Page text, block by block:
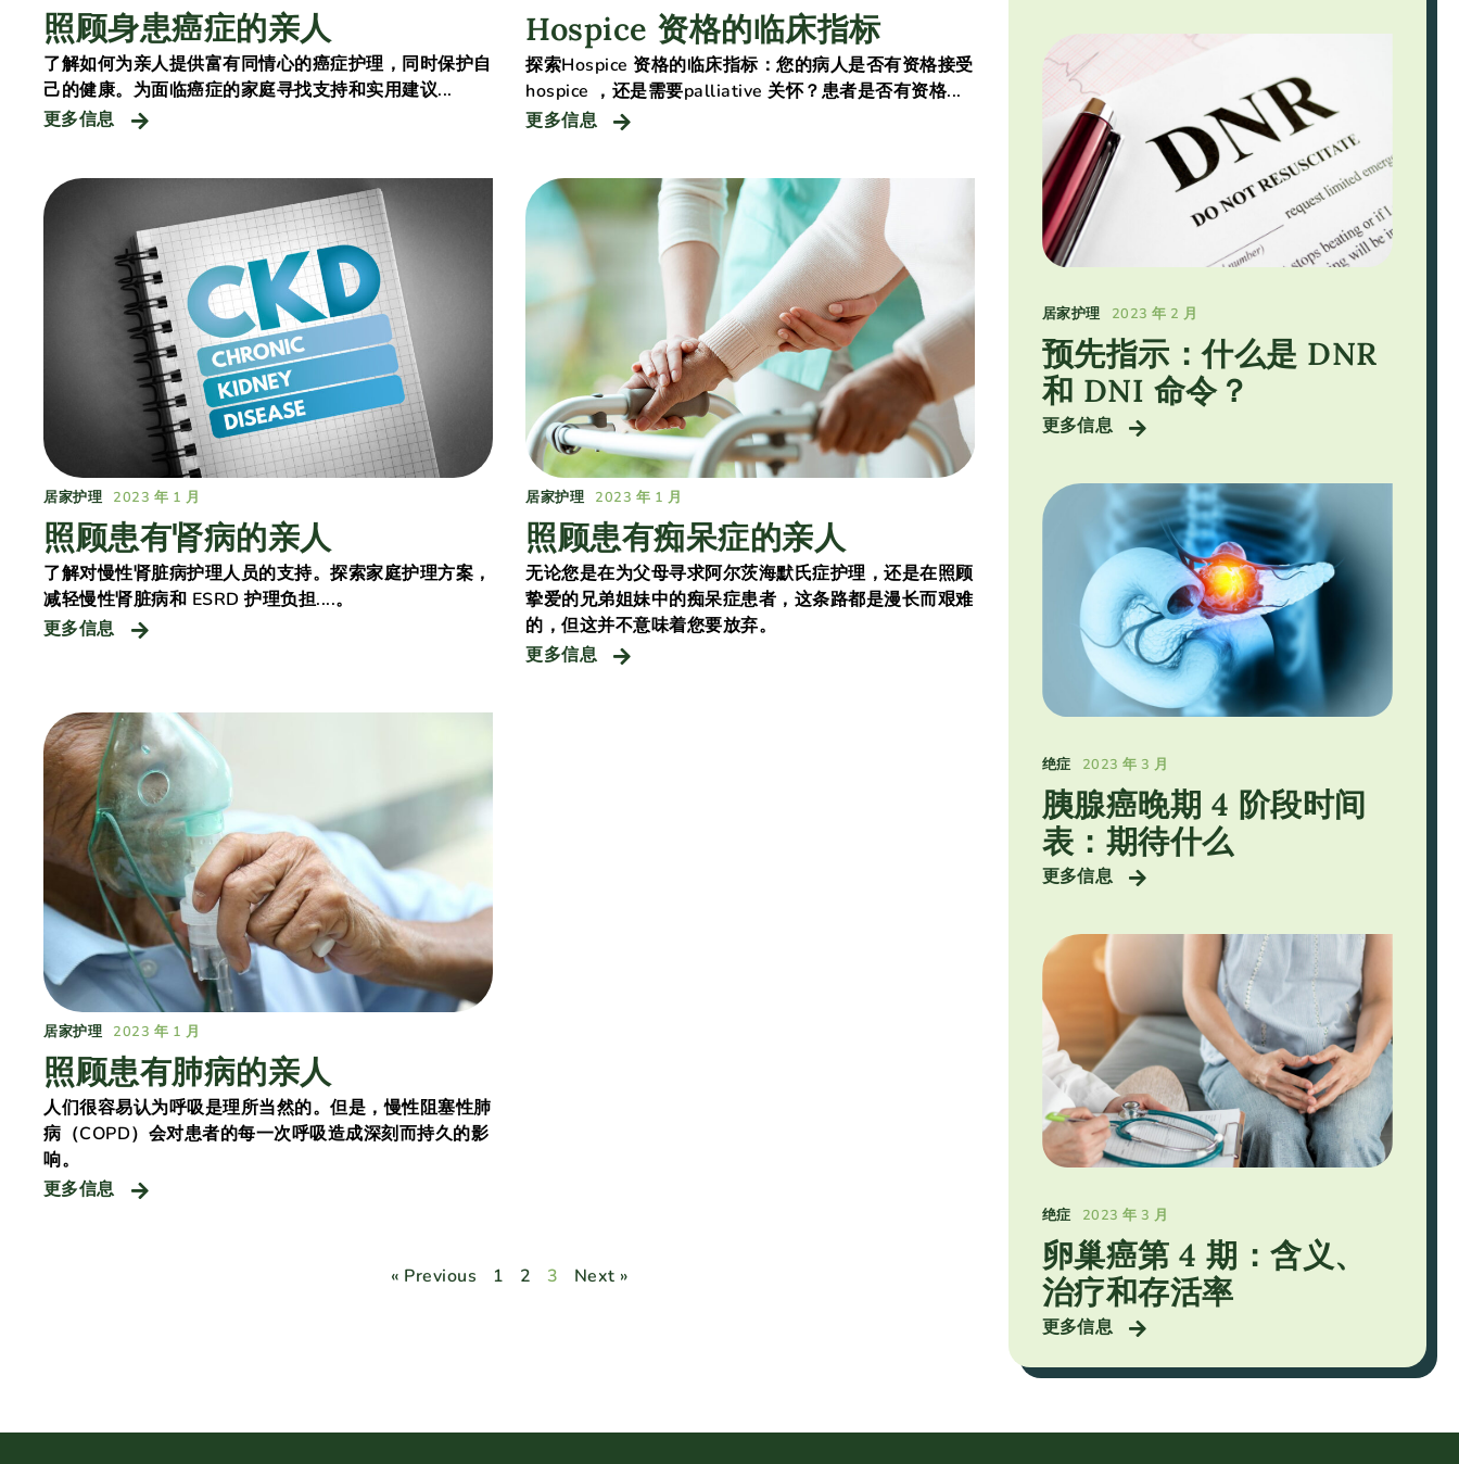
照顾身患癌症的亲人
了解如何为亲人提供富有同情心的癌症护理，同时保护自
己的健康。为面临癌症的家庭寻找支持和实用建议...
更多信息
Hospice 资格的临床指标
探索Hospice 资格的临床指标：您的病人是否有资格接受
hospice ，还是需要palliative 关怀？患者是否有资格...
更多信息
居家护理 2023 年 1 月
照顾患有肾病的亲人
了解对慢性肾脏病护理人员的支持。探索家庭护理方案，
减轻慢性肾脏病和 ESRD 护理负担....。
更多信息
居家护理 2023 年 1 月
照顾患有痴呆症的亲人
无论您是在为父母寻求阿尔茨海默氏症护理，还是在照顾
挚爱的兄弟姐妹中的痴呆症患者，这条路都是漫长而艰难
的，但这并不意味着您要放弃。
更多信息
居家护理 2023 年 1 月
照顾患有肺病的亲人
人们很容易认为呼吸是理所当然的。但是，慢性阻塞性肺
病（COPD）会对患者的每一次呼吸造成深刻而持久的影
响。
更多信息
« Previous 1 2 3 Next »
居家护理 2023 年 2 月
预先指示：什么是 DNR
和 DNI 命令？
更多信息
绝症 2023 年 3 月
胰腺癌晚期 4 阶段时间
表：期待什么
更多信息
绝症 2023 年 3 月
卵巢癌第 4 期：含义、
治疗和存活率
更多信息